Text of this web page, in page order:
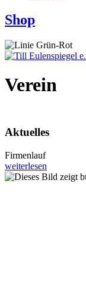
Shop
Verein
Aktuelles
Firmenlauf
weiterlesen